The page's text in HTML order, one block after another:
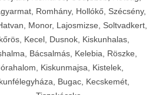
Romhány, Hollókő, Szécsény,
Monor, Lajosmizse, Soltvadkert,
Kecel, Dusnok, Kiskunhalas,
Bácsalmás, Kelebia, Röszke,
Kiskunmajsa, Kistelek,
Bugac, Kecskemét,